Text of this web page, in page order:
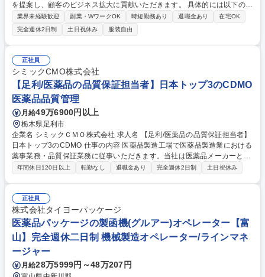
を提案し、顧客のビジネス拡大に貢献いただきます。 具体的には以下の業
務をお任せいたします。 ■営業計画の策定 ■リード獲得（マーケティング
活動の企画・推進）、商談の提案ストーリーの構築と、受注のための全体
コントロール ■プロジェクト例：生成AIを活用したナレッジ検索の高度
化、体験型アプリのレコメンドアルゴリズム、画像解析による船の沈み具
合の計測、製造装置異常検知、金融業界顧客の優良顧客化に向けた分析、
製薬業界向けの研究及び営業高度化の分析（MMM等） 募集職種 ●BI事-01
7【AIドリブンな新規事業創造、課題解決型営業（シニアMgrクラス）】
業界未経験歓迎 副業・WワークOK 時短勤務あり 退職金あり
在宅OK
完全週休2日制
土日祝休み 服装自由
正社員
シミックCMO株式会社
【足利/医薬品の品質保証担当者】日本トップ3のCDMO
医薬品品質管理
月給49万6900円以上
栃木県足利市
企業名 シミックＣＭＯ株式会社 求人名 【足利/医薬品の品質保証担当者】
日本トップ3のCDMO 仕事の内容 医薬品製造工場で医薬品製造業における
薬事業務・品質保証業務に従事いただきます。当社は医薬品メーカーとは
異なり、特定の医薬品のみを製造しているわけではなく、様々なメーカー
保証システムの改善◆部門および工場内の教育訓練、異常逸脱、変更管
理、自己点検、品質情報、バリデーション、文書管理等への貢献◆GMP適
合性調査等の監査・査察対応◆国内外行政当局および顧客との品質に関す
る渉外業務 募集職種 【足利/医薬品の品質保証担当者】日本トップ3のCD
MO
年間休日120日以上 転勤なし 退職金あり 完全週休2日制 土日祝休み
正社員
株式会社タイヨーパッケージ
医薬品パッケージの製函機(グルアー)オペレーター【富
山】完全週休二日制 機械製造オペレーター/ラインマネ
ージャー
月給28万5999円～48万207円